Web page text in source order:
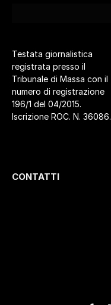
Testata giornalistica
registrata presso il
Tribunale di Massa con il
numero di registrazione
196/1 del 04/2015.
Iscrizione ROC. N. 36086.
CONTATTI